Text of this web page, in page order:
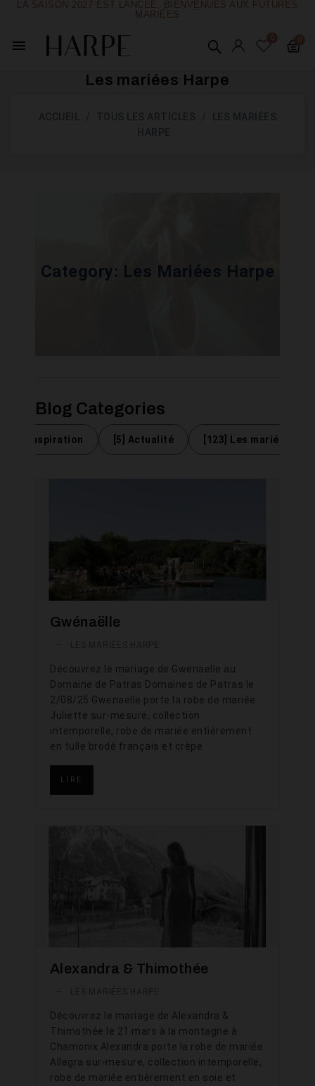
LA SAISON 2027 EST LANCÉE, BIENVENUES AUX FUTURES
MARIÉES
menu
Les mariées Harpe
Category: Les Mariées Harpe
Blog Categories
[15] Inspiration [5] Actualité [123] Les mariées
Gwénaëlle
Découvrez le mariage de Gwenaelle au
Domaine de Patras Domaines de Patras le
2/08/25 Gwenaelle porte la robe de mariée
Juliette sur-mesure, collection
intemporelle, robe de mariée entièrement
en tulle brodé français et crêpe
LIRE
Alexandra & Thimothée
Découvrez le mariage de Alexandra &
Thimothée le 21 mars à la montagne à
Chamonix Alexandra porte la robe de mariée
Allegra sur-mesure, collection intemporelle,
robe de mariée entièrement en soie et